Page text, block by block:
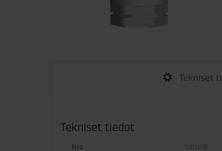
Tekniset
Tekniset tiedot
Nro 5001696